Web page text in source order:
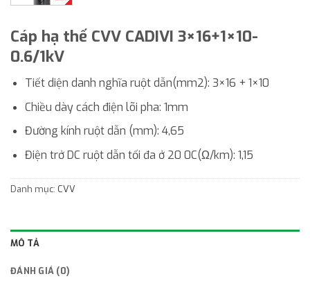
Cáp hạ thế CVV CADIVI 3×16+1×10-
0.6/1kV
Tiết diện danh nghĩa ruột dẫn(mm2): 3×16 + 1×10
Chiều dày cách điện lõi pha: 1mm
Đường kính ruột dẫn (mm): 4,65
Điện trở DC ruột dẫn tối đa ở 20 0C(Ω/km): 1,15
Danh mục: CVV
MÔ TẢ
ĐÁNH GIÁ (0)